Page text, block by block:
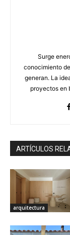
Surge
conocimiento
generan. La
proyectos en
ARTÍCULOS
arquitectura